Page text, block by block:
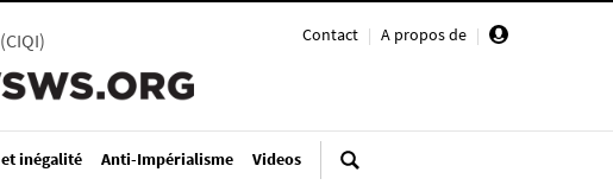
Contact | A propos de |
CIQI)
inégalité Anti-Impérialisme Videos